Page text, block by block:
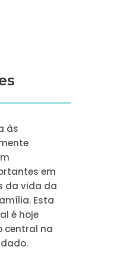
às
em
da vida da
Esta
é hoje
central na